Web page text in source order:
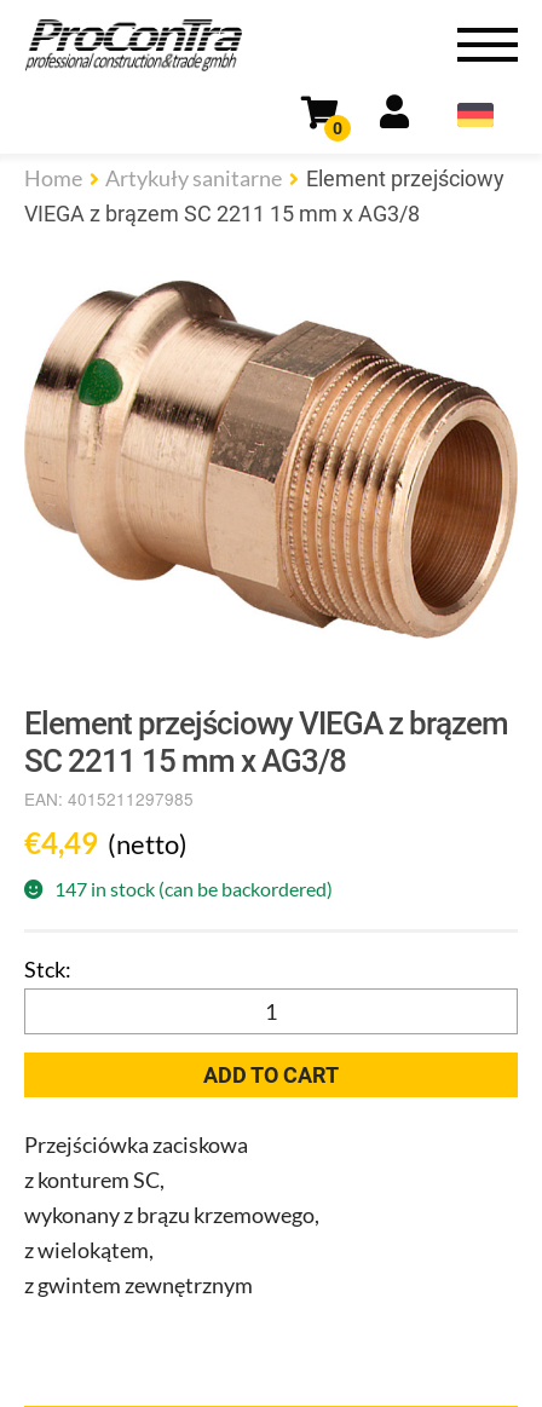
0
Home Artykuły sanitarne
Element przejściowy
VIEGA z brązem SC 2211 15 mm x AG3/8
Element przejściowy VIEGA z brązem
SC 2211 15 mm x AG3/8
EAN: 4015211297985
€4,49 (netto)
147 in stock (can be backordered)
przejściowy
z
SC
2211
15
mm
AG3/8
ADD TO CART
Przejściówka zaciskowa
z konturem SC,
wykonany z brązu krzemowego,
z wielokątem,
z gwintem zewnętrznym